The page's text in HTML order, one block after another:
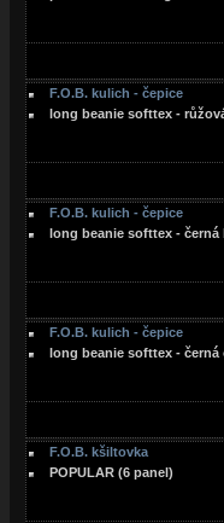
F.O.B. kulich - čepice
long beanie softtex -
F.O.B. kulich - čepice
long beanie softtex - černá
F.O.B. kulich - čepice
long beanie softtex - černá
F.O.B. kšiltovka
POPULAR (6 panel)